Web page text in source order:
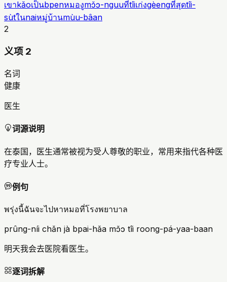
เขาkǎoเป็นbpenหมองูmɔ̌ɔ-nguuที่tîiเก่งgèengที่สุดtîi-
sùtในnaiหมู่บ้านmùu-bâan
2
义项 2
名词
健康
医生
词源说明
在泰国，医生通常被视为受人尊敬的职业，常用来指代各种医
疗专业人士。
例句
พรุ่งนี้ฉันจะไปหาหมอที่โรงพยาบาล
prûng-níi chǎn jà bpai-hǎa mɔ̌ɔ tîi roong-pá-yaa-baan
明天我会去医院看医生。
逐词拆解